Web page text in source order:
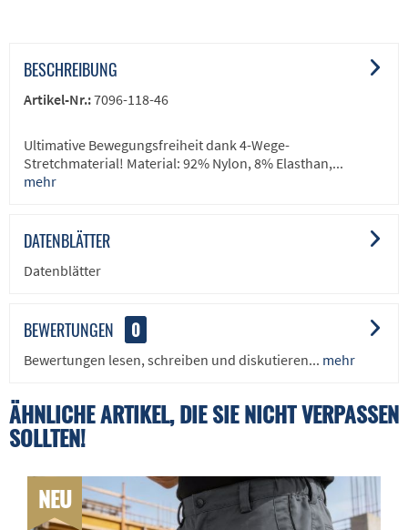
BESCHREIBUNG
Artikel-Nr.:7096-118-46
Ultimative Bewegungsfreiheit dank 4-Wege-
Stretchmaterial! Material: 92% Nylon, 8% Elasthan,...
mehr
DATENBLÄTTER
Datenblätter
BEWERTUNGEN 0
Bewertungen lesen, schreiben und diskutieren... mehr
ÄHNLICHE ARTIKEL, DIE SIE NICHT VERPASSEN
SOLLTEN!
NEU